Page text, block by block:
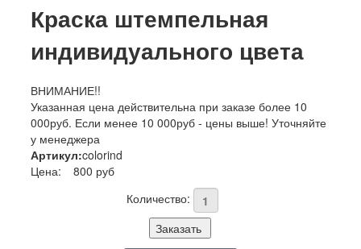
Краска штемпельная
индивидуального цвета
ВНИМАНИЕ!!
Указанная цена действительна при заказе более 10
000руб. Если менее 10 000руб - цены выше! Уточняйте
у менеджера
Артикул:colorind
Цена:
800 руб
Количество:
Заказать